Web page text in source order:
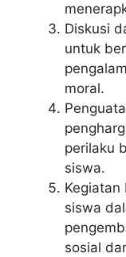
Diskusi
untuk
moral.
perilaku
siswa.
Kegiatan
siswa
sosial